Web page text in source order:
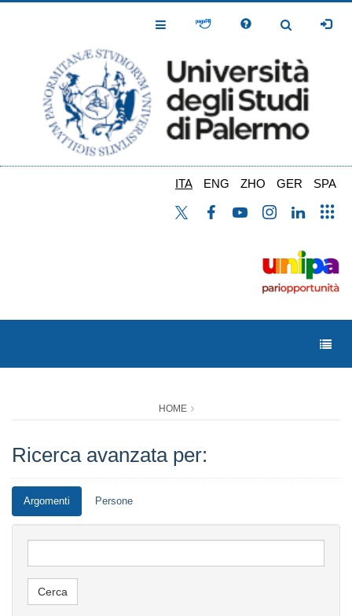
Toggle
Toggle
ITA ENG ZHO GER SPA
HOME
Ricerca avanzata per:
Argomenti Persone